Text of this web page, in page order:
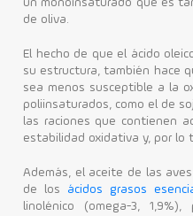
un monoinsaturado que es
de oliva.
El hecho de que el ácido
su estructura, también hace
sea menos susceptible a la
poliinsaturados, como el de
las raciones que contienen
estabilidad oxidativa y, por lo
Además, el aceite de las
de los ácidos grasos
linolénico (omega-3,